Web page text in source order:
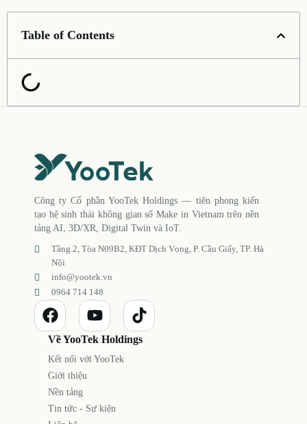
Table of Contents
Công ty Cổ phần YooTek Holdings — tiên phong kiến
tạo hệ sinh thái không gian số Make in Vietnam trên nền
tảng AI, 3D/XR, Digital Twin và IoT.
Tầng 2, Tòa N09B2, KĐT Dịch Vọng, P. Cầu Giấy, TP. Hà
Nội
info@yootek.vn
0964 714 148
Về YooTek Holdings
Kết nối với YooTek
Giới thiệu
Nền tảng
Tin tức - Sự kiện